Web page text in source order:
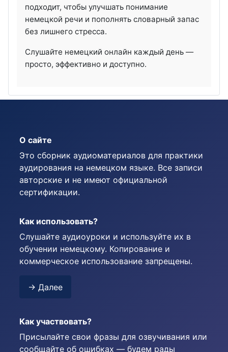
подходит, чтобы улучшать понимание
немецкой речи и пополнять словарный запас
без лишнего стресса.
Слушайте немецкий онлайн каждый день —
просто, эффективно и доступно.
О сайте
Это сборник аудиоматериалов для практики
аудирования на немецком языке. Все записи
авторские и не имеют официальной
сертификации.
Как использовать?
Слушайте аудиоуроки и используйте их в
обучении немецкому. Копирование и
коммерческое использование запрещены.
→ Далее
Как участвовать?
Присылайте свои фразы для озвучивания или
сообщайте об ошибках — будем рады